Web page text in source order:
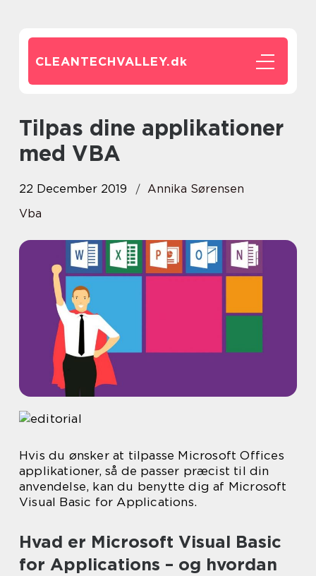
CLEANTECHVALLEY.dk
Tilpas dine applikationer
med VBA
22 December 2019
Annika Sørensen
Vba
Hvis du ønsker at tilpasse Microsoft Offices
applikationer, så de passer præcist til din
anvendelse, kan du benytte dig af Microsoft
Visual Basic for Applications.
Hvad er Microsoft Visual Basic
for Applications – og hvordan